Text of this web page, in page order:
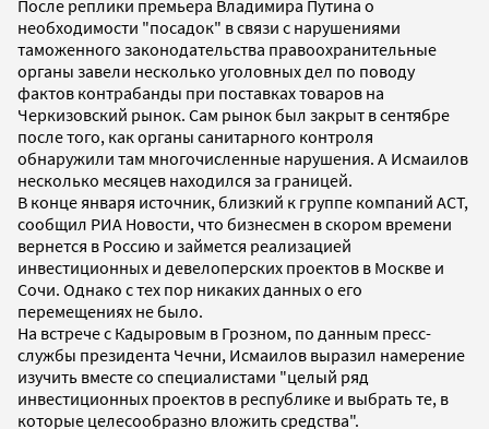
После реплики премьера Владимира Путина о
необходимости "посадок" в связи с нарушениями
таможенного законодательства правоохранительные
органы завели несколько уголовных дел по поводу
фактов контрабанды при поставках товаров на
Черкизовский рынок. Сам рынок был закрыт в сентябре
после того, как органы санитарного контроля
обнаружили там многочисленные нарушения. А Исмаилов
несколько месяцев находился за границей.
В конце января источник, близкий к группе компаний АСТ,
сообщил РИА Новости, что бизнесмен в скором времени
вернется в Россию и займется реализацией
инвестиционных и девелоперских проектов в Москве и
Сочи. Однако с тех пор никаких данных о его
перемещениях не было.
На встрече с Кадыровым в Грозном, по данным пресс-
службы президента Чечни, Исмаилов выразил намерение
изучить вместе со специалистами "целый ряд
инвестиционных проектов в республике и выбрать те, в
которые целесообразно вложить средства".